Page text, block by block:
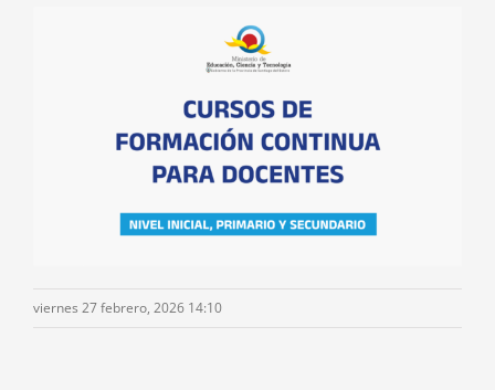
viernes 27 febrero, 2026 14:10